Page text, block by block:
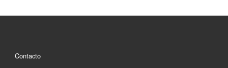
Contacto